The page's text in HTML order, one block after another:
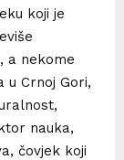
koji je
a nekome
u Crnoj Gori,
nauka,
čovjek koji